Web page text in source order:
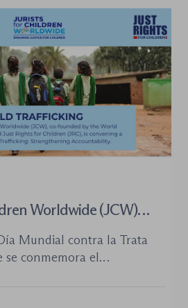
procedimientos como en
los órganos […]
Worldwide (JCW)
trata de menores y
de Derecho
Mundial contra la Trata
se conmemora el